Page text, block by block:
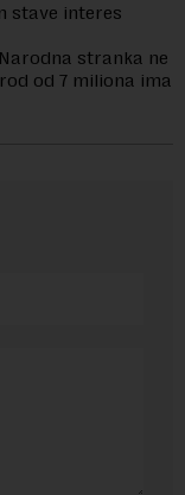
stave interes
Narodna stranka ne
od 7 miliona ima